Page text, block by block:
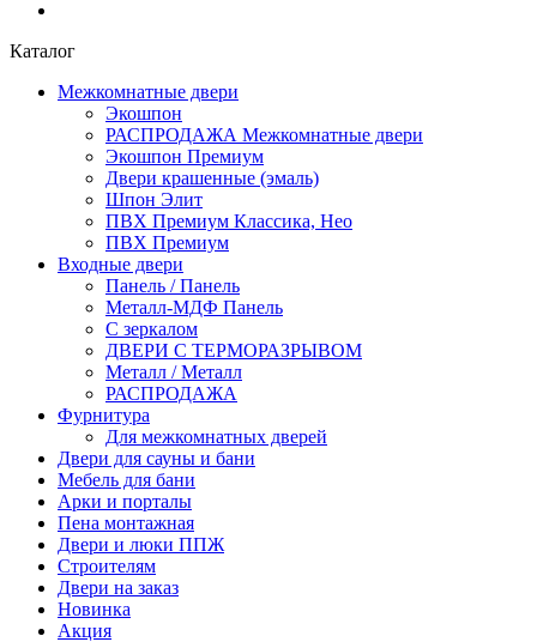
Каталог
Межкомнатные двери
Экошпон
РАСПРОДАЖА Межкомнатные двери
Экошпон Премиум
Двери крашенные (эмаль)
Шпон Элит
ПВХ Премиум Классика, Нео
ПВХ Премиум
Входные двери
Панель / Панель
Металл-МДФ Панель
С зеркалом
ДВЕРИ С ТЕРМОРАЗРЫВОМ
Металл / Металл
РАСПРОДАЖА
Фурнитура
Для межкомнатных дверей
Двери для сауны и бани
Мебель для бани
Арки и порталы
Пена монтажная
Двери и люки ППЖ
Строителям
Двери на заказ
Новинка
Акция